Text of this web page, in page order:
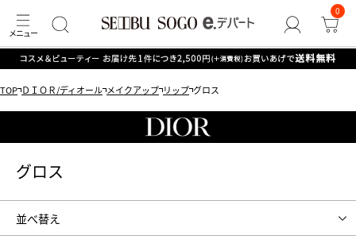
0
TOP ＤＩＯＲ/ディオール メイクアップ リップ グロス
グロス
並べ替え